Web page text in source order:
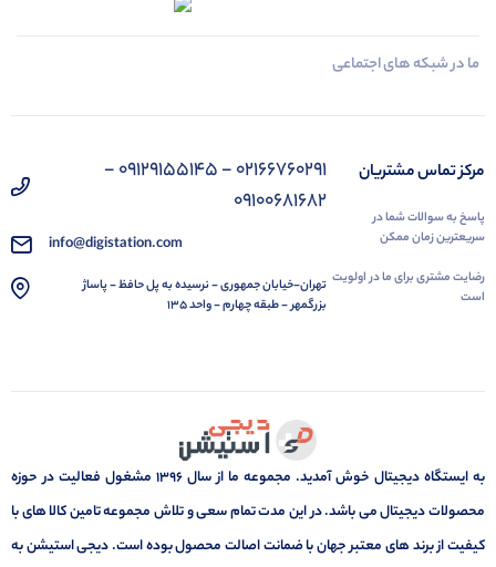
ما در شبکه های اجتماعی
مرکز تماس مشتریان
پاسخ به سوالات شما در
سریعترین زمان ممکن
رضایت مشتری برای ما در اولویت
است
02166760291 - 09129155145 -
09100681682
info@digistation.com
تهران-خیابان جمهوری - نرسیده به پل حافظ - پاساژ
بزرگمهر - طبقه چهارم - واحد 135
به ایستگاه دیجیتال خوش آمدید. مجموعه ما از سال 1396 مشغول فعالیت در حوزه
محصولات دیجیتال می باشد. در این مدت تمام سعی و تلاش مجموعه تامین کالا های با
کیفیت از برند های معتبر جهان با ضمانت اصالت محصول بوده است. دیجی استیشن به